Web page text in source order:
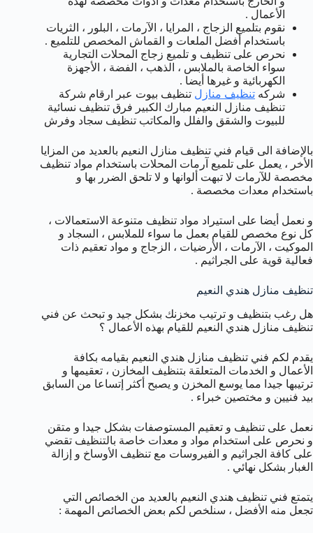
الأعمال .
نقوم بتلميع الزجاج ، المرايا ، الآرمات ، البلور ، الثريات
باستخدام أفضل الملعات و القماش المخصص للتلميع .
نحرص على تنظيف و تلميع زجاج المحلات التجارية
سواء الخاصة بالملابس ، الذهب ، الفضة ، الأجهزة
الكهربائية و غيرها أيضا .
شركه تنظيف منازل تنظيف بيوت عبر ارقام شركة
تنظيف منازل النعيم مبارك الكبير فرق تنظيف نسائية
للبيوت والشقق والفلل والمكاتب تنظيف سجاد وفرش
بالإضافة الى قيام فني تنظيف منازل النعيم بالعديد من المزايا
الأخر ، يعمل على تلميع آرمات المحلات باستخدام مواد تنظيف
مخصصة للآرمات لا تبهت ألوانها و لا تلحق الضرر بها و
باستخدام معدات مخصصة .
و نعمل أيضا على استيراد مواد تنظيف متنوعة الاستعمالات ،
كل نوع مخصص للقيام بعمل ما سواء للملابس ، السجاد و
الموكيت ، الآرمات ، الأرضيات ، الزجاج و مواد تعقيم ذات
فعالية قوية على الجراثيم .
تنظيف منازل هندي النعيم
هل رغب بتنظيف و ترتيب مخزنك بشكل جيد و تبحث عن فني
تنظيف منازل هندي النعيم للقيام بهذه الأعمال ؟
يقدم لكم فني تنظيف منازل هندي النعيم بقيامه بكافة
الأعمال و الخدمات المتعلقة بتنظيف المخازن ، تعقيمها و
ترتيبها جيدا مما يوسع المخزن و يصبح أكثر إتساعا من السابق
بيد فنيين و مختصين خبراء .
نعمل على تنظيف و تعقيم المستوصفات بشكل جيدا و متقن
و نحرص على استخدام مواد و معدات خاصة بالتنظيف تقضي
على كافة الجراثيم و الفيروسات مع تنظيف الأوساخ و إزالة
الغبار بشكل نهائي .
يتمتع فني تنظيف هندي النعيم بالعديد من الخصائص التي
تجعل منه الأفضل ، سنلخص لكم بعض الخصائص المهمة :